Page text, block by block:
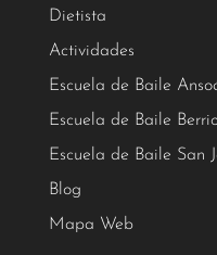
Dietista
Actividades
Escuela de Baile
Escuela de Baile
Escuela de Baile San
Blog
Mapa Web